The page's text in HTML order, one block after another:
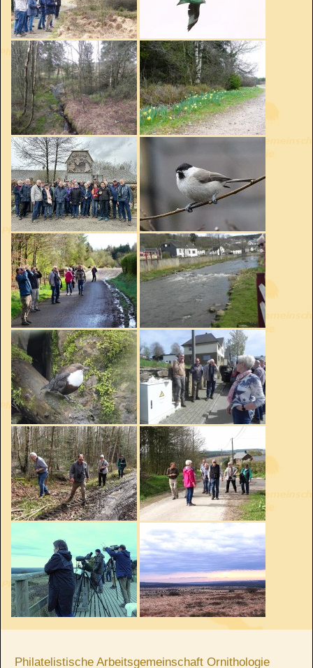
Philatelistische Arbeitsgemeinschaft Ornithologie